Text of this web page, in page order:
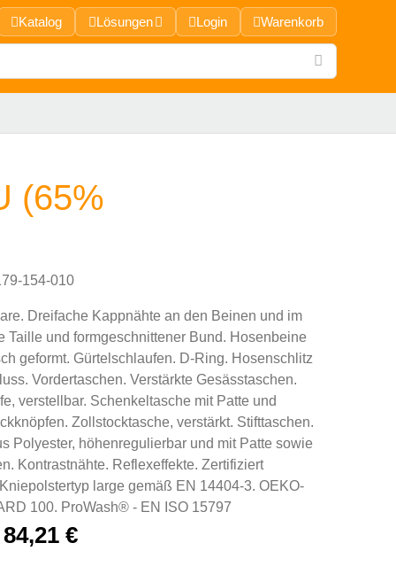
Katalog Lösungen Login Warenkorb
(65%
154-010
Dreifache Kappnähte an den Beinen und im
Taille und formgeschnittener Bund. Hosenbeine
geformt. Gürtelschlaufen. D-Ring. Hosenschlitz
Vordertaschen. Verstärkte Gesässtaschen.
verstellbar. Schenkeltasche mit Patte und
Zollstocktasche, verstärkt. Stifttaschen.
Polyester, höhenregulierbar und mit Patte sowie
Kontrastnähte. Reflexeffekte. Zertifiziert
large gemäß EN 14404-3. OEKO-
100. ProWash® - EN ISO 15797
84,21 €